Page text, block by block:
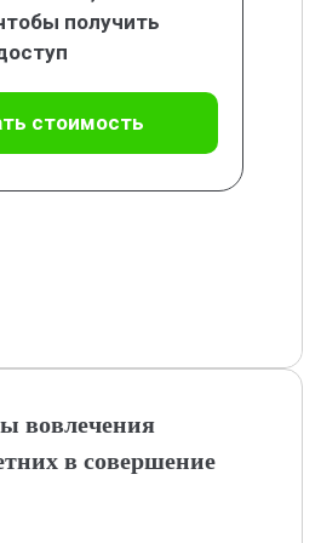
признаков вовлечения
получить
стоимость
вовлечения
в совершение